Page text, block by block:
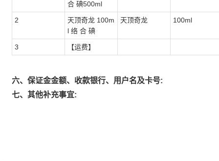
合 碘500ml
2
天顶奇龙 100m
l 络 合 碘
天顶奇龙 100ml
3 【运费】
六、保证金金额、收款银行、用户名及卡号:
七、其他补充事宜: